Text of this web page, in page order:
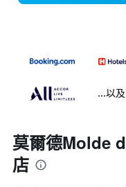
...以
莫爾德Molde
店